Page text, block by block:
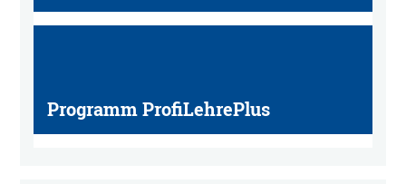
Programm ProfiLehrePlus